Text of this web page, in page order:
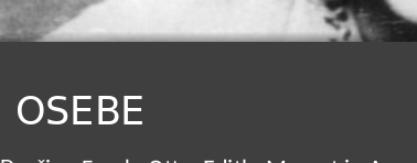
OSEBE